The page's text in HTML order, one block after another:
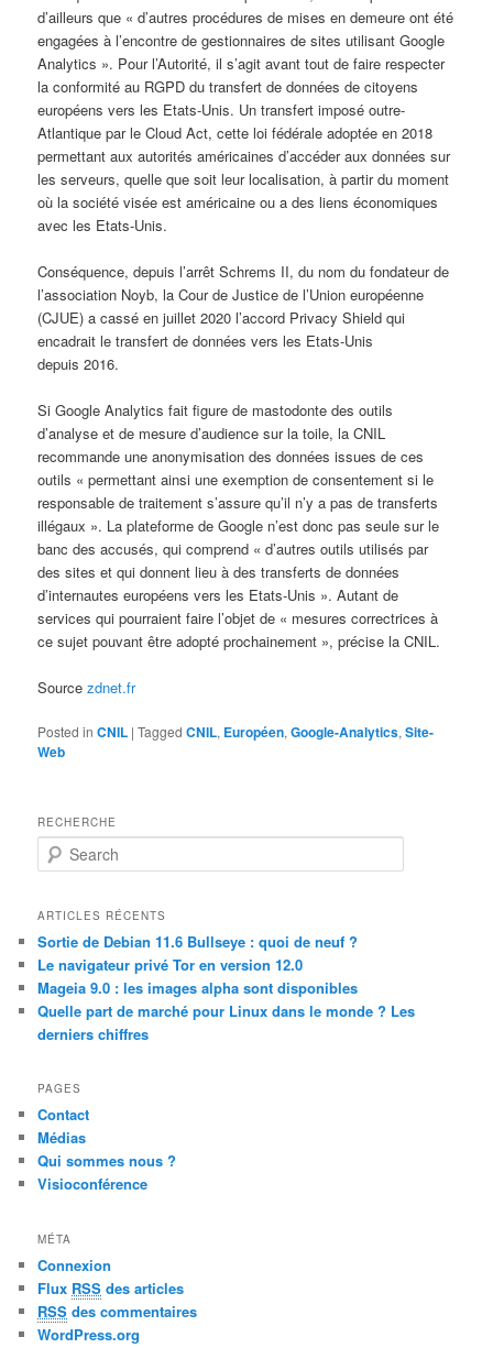
d’ailleurs que « d’autres procédures de mises en demeure ont été
engagées à l’encontre de gestionnaires de sites utilisant Google
Analytics ». Pour l’Autorité, il s’agit avant tout de faire respecter
la conformité au RGPD du transfert de données de citoyens
européens vers les Etats-Unis. Un transfert imposé outre-
Atlantique par le Cloud Act, cette loi fédérale adoptée en 2018
permettant aux autorités américaines d’accéder aux données sur
les serveurs, quelle que soit leur localisation, à partir du moment
où la société visée est américaine ou a des liens économiques
avec les Etats-Unis.
Conséquence, depuis l’arrêt Schrems II, du nom du fondateur de
l’association Noyb, la Cour de Justice de l’Union européenne
(CJUE) a cassé en juillet 2020 l’accord Privacy Shield qui
encadrait le transfert de données vers les Etats-Unis
depuis 2016.
Si Google Analytics fait figure de mastodonte des outils
d’analyse et de mesure d’audience sur la toile, la CNIL
recommande une anonymisation des données issues de ces
outils « permettant ainsi une exemption de consentement si le
responsable de traitement s’assure qu’il n’y a pas de transferts
illégaux ». La plateforme de Google n’est donc pas seule sur le
banc des accusés, qui comprend « d’autres outils utilisés par
des sites et qui donnent lieu à des transferts de données
d’internautes européens vers les Etats-Unis ». Autant de
services qui pourraient faire l’objet de « mesures correctrices à
ce sujet pouvant être adopté prochainement », précise la CNIL.
Sourcezdnet.fr
Posted in CNIL |Tagged CNIL, Européen,Google-Analytics,Site-
Web
RECHERCHE
e
r
h
ARTICLES RÉCENTS
Sortie de Debian 11.6 Bullseye : quoi de neuf ?
Le navigateur privé Tor en version 12.0
Mageia 9.0 : les images alpha sont disponibles
Quelle part de marché pour Linux dans le monde ? Les
derniers chiffres
PAGES
Contact
Médias
Qui sommes nous ?
Visioconférence
MÉTA
Connexion
Flux RSS des articles
RSS des commentaires
WordPress.org